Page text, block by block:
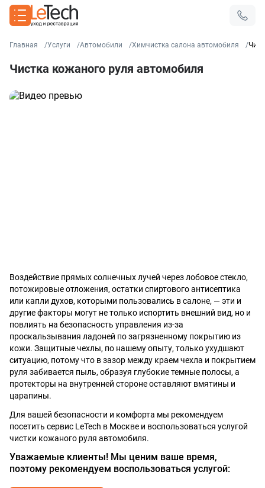
Главная Услуги Автомобили Химчистка салона автомобиля
Чистка кожаного руля автомобиля
Воздействие прямых солнечных лучей через лобовое стекло,
потожировые отложения, остатки спиртового антисептика
или капли духов, которыми пользовались в салоне, — эти и
другие факторы могут не только испортить внешний вид, но и
повлиять на безопасность управления из-за
проскальзывания ладоней по загрязненному покрытию из
кожи. Защитные чехлы, по нашему опыту, только ухудшают
ситуацию, потому что в зазор между краем чехла и покрытием
руля забивается пыль, образуя глубокие темные полосы, а
протекторы на внутренней стороне оставляют вмятины и
царапины.
Для вашей безопасности и комфорта мы рекомендуем
посетить сервис LeTech в Москве и воспользоваться услугой
чистки кожаного руля автомобиля.
Уважаемые клиенты! Мы ценим ваше время,
поэтому рекомендуем воспользоваться услугой: